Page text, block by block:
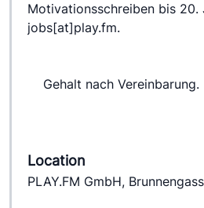
Motivationsschreiben bis 20.
jobs[at]play.fm.
Gehalt nach Vereinbarung.
Location
PLAY.FM GmbH,